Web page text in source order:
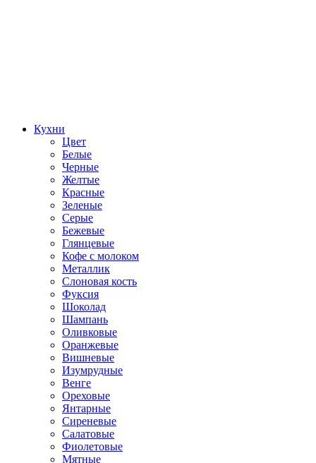
Кухни
Цвет
Белые
Черные
Желтые
Красные
Зеленые
Серые
Бежевые
Глянцевые
Кофе с молоком
Металлик
Слоновая кость
Фуксия
Шоколад
Шампань
Оливковые
Оранжевые
Вишневые
Изумрудные
Венге
Ореховые
Янтарные
Сиреневые
Салатовые
Фиолетовые
Мятные